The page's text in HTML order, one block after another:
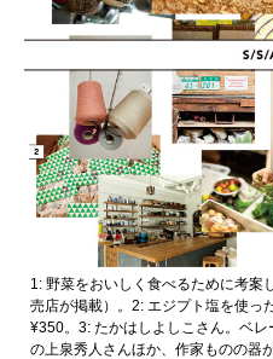
1: 野菜をおいしく食べるために考案
売店が掲載）。2: エジプト塩を使っ
¥350。3: たかはしよしこさん。ベ
の上泉秀人さんほか、作家ものの器